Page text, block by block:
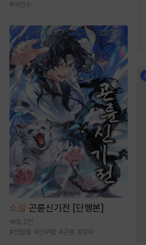
#미인수
소설 곤륜신기전 [단행본]
8.2만
#선협물 #신무협 #곤륜 #정파